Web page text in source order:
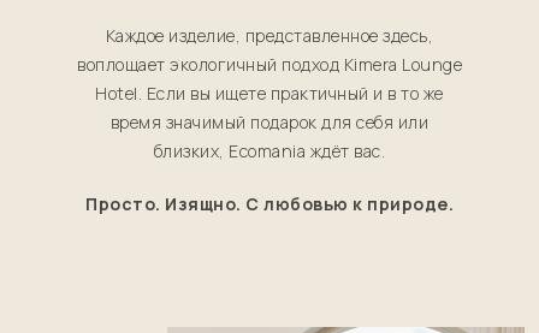
Каждое изделие, представленное здесь,
воплощает экологичный подход Kimera Lounge
Hotel. Если вы ищете практичный и в то же
время значимый подарок для себя или
близких, Ecomania ждёт вас.
Просто. Изящно. С любовью к природе.